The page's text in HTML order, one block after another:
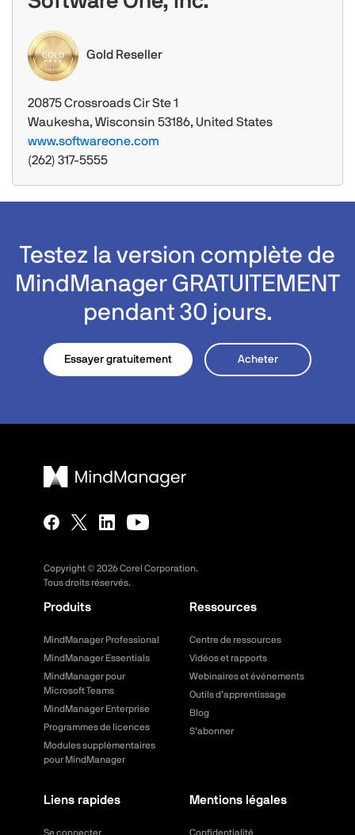
Gold Reseller
20875 Crossroads Cir Ste 1
Waukesha, Wisconsin 53186, United States
www.softwareone.com
(262) 317-5555
Testez la version complète de
MindManager GRATUITEMENT
pendant 30 jours.
Essayer gratuitement Acheter
Copyright © 2026Corel Corporation.
Tous droits réservés.
Produits
MindManager Professional
MindManager Essentials
MindManager pour
Microsoft Teams
MindManager Enterprise
Programmes de licences
Modules supplémentaires
pour MindManager
Ressources
Centre de ressources
Vidéos et rapports
Webinaires et événements
Outils d’apprentissage
Blog
S’abonner
Liens rapides
Se connecter
Mentions légales
Confidentialité